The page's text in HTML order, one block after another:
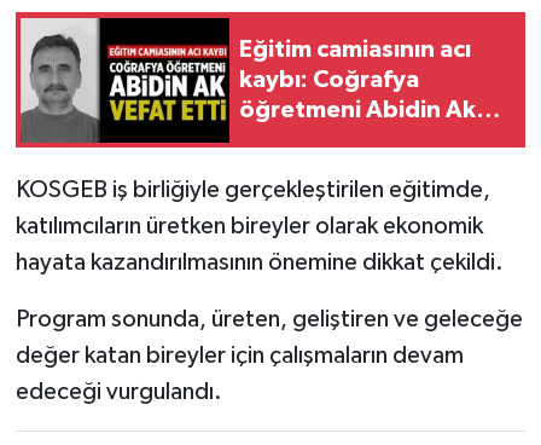
Eğitim camiasının acı
kaybı: Coğrafya
öğretmeni Abidin Ak
KOSGEB iş birliğiyle gerçekleştirilen eğitimde,
katılımcıların üretken bireyler olarak ekonomik
hayata kazandırılmasının önemine dikkat çekildi.
Program sonunda, üreten, geliştiren ve geleceğe
değer katan bireyler için çalışmaların devam
edeceği vurgulandı.